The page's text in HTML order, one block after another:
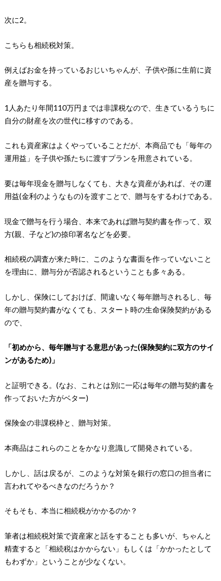
次に2。
こちらも相続税対策。
例えばお金を持っているおじいちゃんが、子供や孫に生前に資
産を贈与する。
1人あたり年間110万円までは非課税なので、生きているうちに
自分の財産を次の世代に移すのである。
これも資産家はよくやっていることだが、本商品でも「毎年の
運用益」を子供や孫たちに渡すプランを用意されている。
要は毎年現金を贈与しなくても、大きな資産があれば、その運
用益(金利のようなもの)を渡すことで、贈与をするわけである。
現金で贈与を行う場合、本来であれば贈与契約書を作って、双
方(親、子など)の捺印署名などを必要。
相続税の調査が来た時に、このような書面を作っていないこと
を理由に、贈与分が否認されるということも多々ある。
しかし、保険にしておけば、間違いなく毎年贈与されるし、毎
年の贈与契約書がなくても、スタート時の生命保険契約がある
ので、
「初めから、毎年贈与する意思があった(保険契約に双方のサイ
ンがあるため)」
と証明できる。(なお、これとは別に一応は毎年の贈与契約書を
作っておいた方がベター)
保険金の非課税枠と、贈与対策。
本商品はこれらのことをかなり意識して開発されている。
しかし、話は戻るが、このような対策を銀行の窓口の担当者に
言われてやるべきなのだろうか？
そもそも、本当に相続税がかかるのか？
筆者は相続税対策で資産家と話をすることも多いが、ちゃんと
精査すると「相続税はかからない」もしくは「かかったとして
もわずか」ということが少なくない。